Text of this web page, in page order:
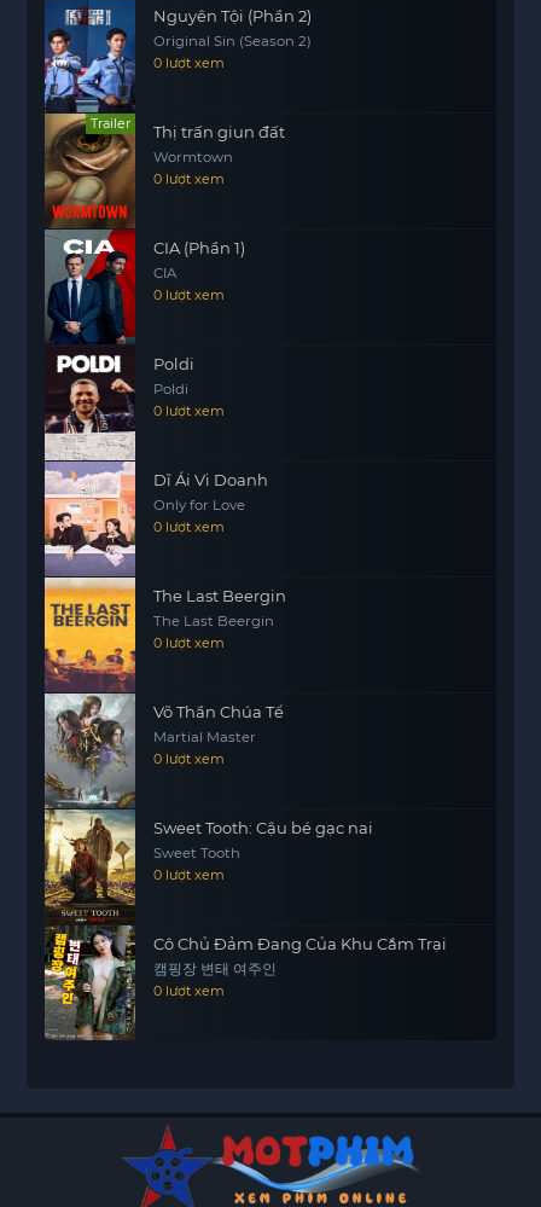
Nguyên Tội (Phần 2)
Original Sin (Season 2)
0 lượt xem
Trailer Thị trấn giun đất
Wormtown
0 lượt xem
CIA (Phần 1)
CIA
0 lượt xem
Poldi
Poldi
0 lượt xem
Dĩ Ái Vi Doanh
Only for Love
0 lượt xem
The Last Beergin
The Last Beergin
0 lượt xem
Võ Thần Chúa Tể
Martial Master
0 lượt xem
Sweet Tooth: Cậu bé gạc nai
Sweet Tooth
0 lượt xem
Cô Chủ Đảm Đang Của Khu Cắm Trại
캠핑장 변태 여주인
0 lượt xem